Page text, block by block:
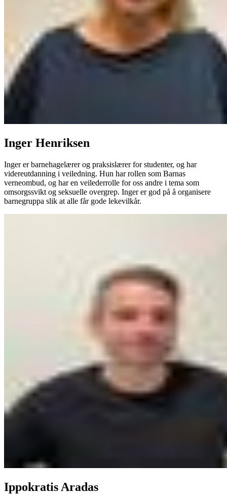
Inger Henriksen
Inger er barnehagelærer og praksislærer for studenter, og har
videreutdanning i veiledning. Hun har rollen som Barnas
verneombud, og har en veilederrolle for oss andre i tema som
omsorgssvikt og seksuelle overgrep. Inger er god på å organisere
barnegruppa slik at alle får gode lekevilkår.
Ippokratis Aradas